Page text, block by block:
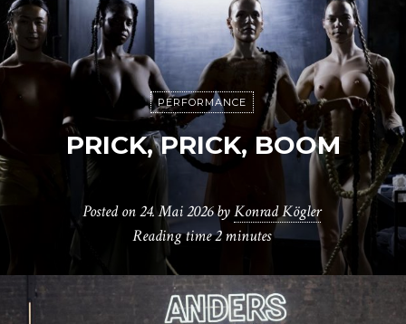
PERFORMANCE
PRICK, PRICK, BOOM
Posted on24. Mai 2026byKonrad Kögler
Reading time2 minutes